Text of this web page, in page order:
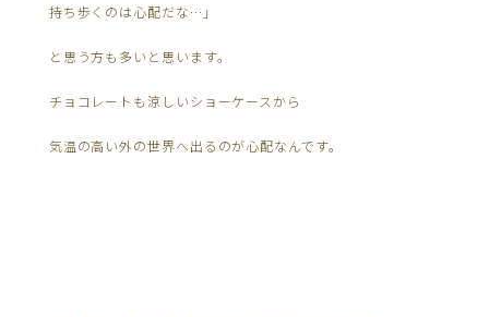
持ち歩くのは心配だな…」
と思う方も多いと思います。
チョコレートも涼しいショーケースから
気温の高い外の世界へ出るのが心配なんです。